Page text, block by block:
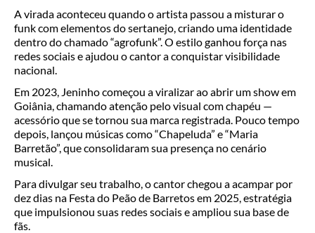
A virada aconteceu quando o artista passou a misturar o
funk com elementos do sertanejo, criando uma identidade
dentro do chamado “agrofunk”. O estilo ganhou força nas
redes sociais e ajudou o cantor a conquistar visibilidade
nacional.
Em 2023, Jeninho começou a viralizar ao abrir um show em
Goiânia, chamando atenção pelo visual com chapéu —
acessório que se tornou sua marca registrada. Pouco tempo
depois, lançou músicas como “Chapeluda” e “Maria
Barretão”, que consolidaram sua presença no cenário
musical.
Para divulgar seu trabalho, o cantor chegou a acampar por
dez dias na Festa do Peão de Barretos em 2025, estratégia
que impulsionou suas redes sociais e ampliou sua base de
fãs.